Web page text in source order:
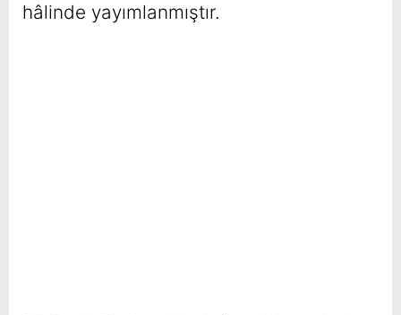
hâlinde yayımlanmıştır.